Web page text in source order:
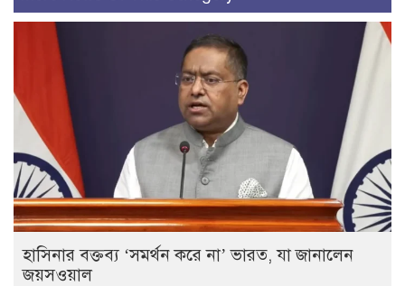
হাসিনার বক্তব্য ‘সমর্থন করে না’ ভারত, যা জানালেন
জয়সওয়াল